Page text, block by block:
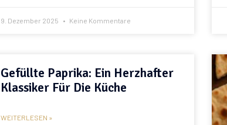
9. Dezember 2025 Keine Kommentare
Gefüllte Paprika: Ein Herzhafter
Klassiker Für Die Küche
WEITERLESEN »